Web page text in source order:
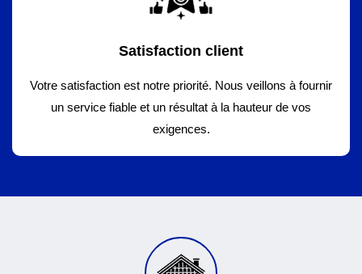
Satisfaction client
Votre satisfaction est notre priorité. Nous veillons à fournir
un service fiable et un résultat à la hauteur de vos
exigences.